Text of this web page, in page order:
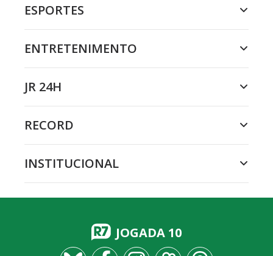
ESPORTES
ENTRETENIMENTO
JR 24H
RECORD
INSTITUCIONAL
JOGADA 10